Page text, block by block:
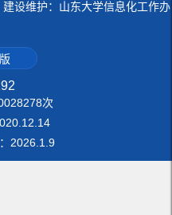
设维护：山东大学信息化工作办
次
12 14
2026 1 9